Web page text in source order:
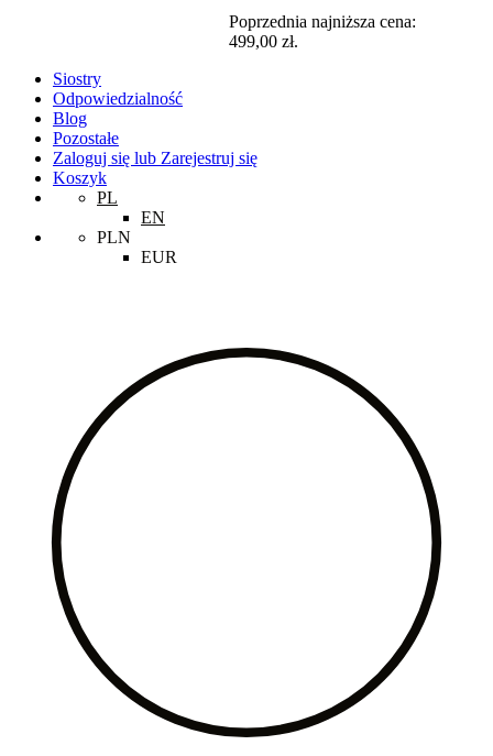
wynosiła:wynosi:
Poprzednia najniższa cena:
499,00 zł.
Siostry
Odpowiedzialność
Blog
Pozostałe
Zaloguj się lub Zarejestruj się
Koszyk
PL
EN
PLN
EUR